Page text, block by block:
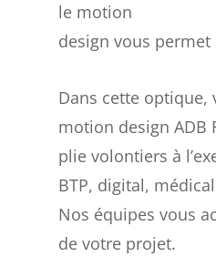
le motion
design vous
Dans cette optique,
motion design ADB
plie volontiers à
BTP, digital,
Nos équipes vous
de votre projet.